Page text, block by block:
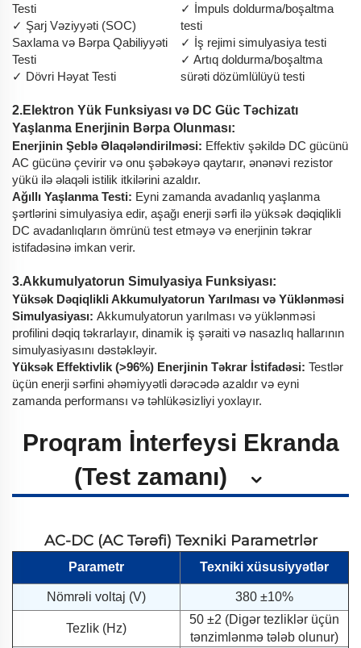
Testi
✓ Şarj Vəziyyəti (SOC)
Saxlama və Bərpa Qabiliyyəti
Testi
✓ Dövri Həyat Testi
✓ İmpuls doldurma/boşaltma
testi
✓ İş rejimi simulyasiya testi
✓ Artıq doldurma/boşaltma
sürəti dözümlülüyü testi
2.Elektron Yük Funksiyası və DC Güc Təchizatı
Yaşlanma Enerjinin Bərpa Olunması:
Enerjinin Şeblə Əlaqələndirilməsi: Effektiv şəkildə DC gücünü
AC gücünə çevirir və onu şəbəkəyə qaytarır, ənənəvi rezistor
yükü ilə əlaqəli istilik itkilərini azaldır.
Ağıllı Yaşlanma Testi: Eyni zamanda avadanlıq yaşlanma
şərtlərini simulyasiya edir, aşağı enerji sərfi ilə yüksək dəqiqlikli
DC avadanlıqların ömrünü test etməyə və enerjinin təkrar
istifadəsinə imkan verir.
3.Akkumulyatorun Simulyasiya Funksiyası:
Yüksək Dəqiqlikli Akkumulyatorun Yarılması və Yüklənməsi
Simulyasiyası: Akkumulyatorun yarılması və yüklənməsi
profilini dəqiq təkrarlayır, dinamik iş şəraiti və nasazlıq hallarının
simulyasiyasını dəstəkləyir.
Yüksək Effektivlik (>96%) Enerjinin Təkrar İstifadəsi: Testlər
üçün enerji sərfini əhəmiyyətli dərəcədə azaldır və eyni
zamanda performansı və təhlükəsizliyi yoxlayır.
Proqram İnterfeysi Ekranda
(Test zamanı)
AC-DC (AC Tərəfi) Texniki Parametrlər
Parametr Texniki xüsusiyyətlər
Nömrəli voltaj (V) 380 ±10%
Tezlik (Hz)
50 ±2 (Digər tezliklər üçün
tənzimlənmə tələb olunur)